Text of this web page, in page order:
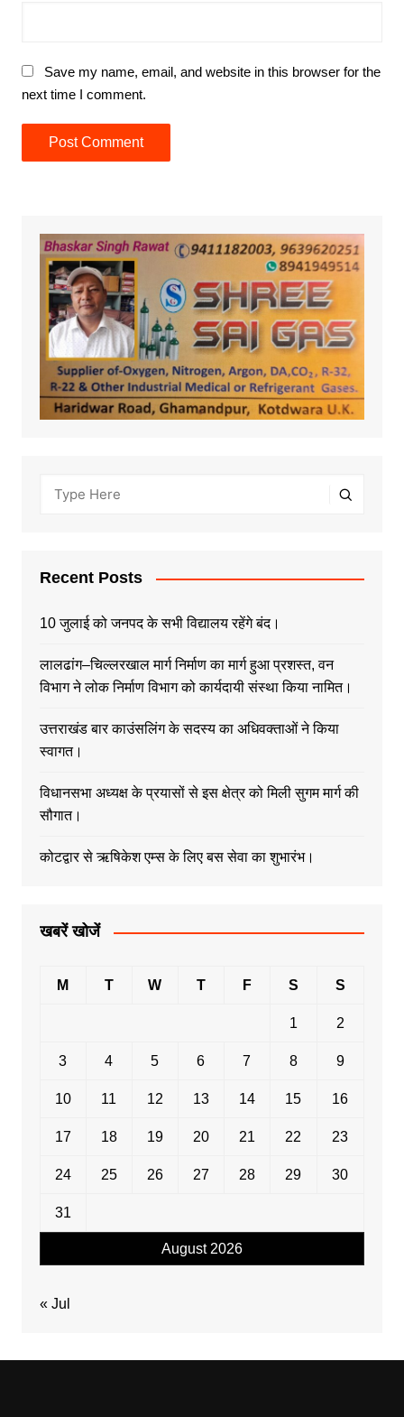
Save my name, email, and website in this browser for the
next time I comment.
Recent Posts
10 जुलाई को जनपद के सभी विद्यालय रहेंगे बंद।
लालढांग–चिल्लरखाल मार्ग निर्माण का मार्ग हुआ प्रशस्त, वन
विभाग ने लोक निर्माण विभाग को कार्यदायी संस्था किया नामित।
उत्तराखंड बार काउंसलिंग के सदस्य का अधिवक्ताओं ने किया
स्वागत।
विधानसभा अध्यक्ष के प्रयासों से इस क्षेत्र को मिली सुगम मार्ग की
सौगात।
कोटद्वार से ऋषिकेश एम्स के लिए बस सेवा का शुभारंभ।
खबरें खोजें
August 2026
M T W T F S S
1 2
3 4 5 6 7 8 9
10 11 12 13 14 15 16
17 18 19 20 21 22 23
24 25 26 27 28 29 30
31
« Jul